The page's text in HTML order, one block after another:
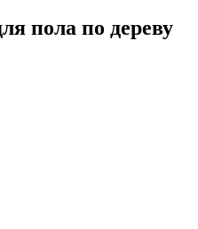
пола по дереву